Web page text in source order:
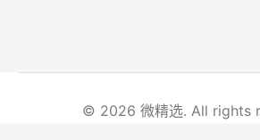
© 2026 微精选. All rights